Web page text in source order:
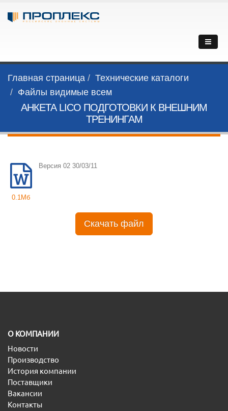
Главная страница
Технические каталоги
Файлы видимые всем
АНКЕТА LICO ПОДГОТОВКИ К ВНЕШНИМ
ТРЕНИНГАМ
0.1Мб
Версия 02 30/03/11
Скачать файл
O КОМПАНИИ
Новости
Производство
История компании
Поставщики
Вакансии
Контакты